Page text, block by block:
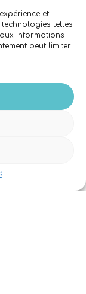
et
telles
informations
peut limiter